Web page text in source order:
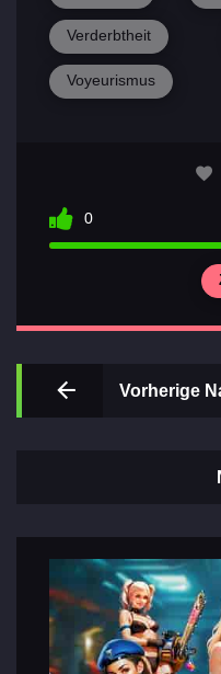
Abschnitte
der Spiele
Verderbtheit
Voyeurismus
0
Vorherige